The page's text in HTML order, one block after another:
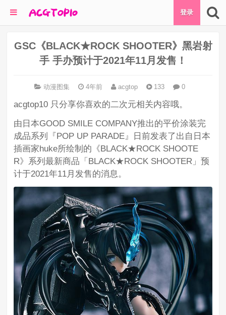
登录
GSC《BLACK★ROCK SHOOTER》黑岩射
手 手办预计于2021年11月发售！
动漫图集 4年前 acgtop 133 0
acgtop10 只分享你喜欢的二次元相关内容哦。
由日本GOOD SMILE COMPANY推出的平价涂装完
成品系列『POP UP PARADE』日前发表了出自日本
插画家huke所绘制的《BLACK★ROCK SHOOTE
R》系列最新商品「BLACK★ROCK SHOOTER」预
计于2021年11月发售的消息。